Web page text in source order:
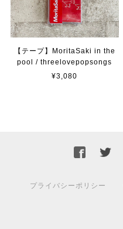
【テープ】MoritaSaki in the
pool / threelovepopsongs
¥3,080
プライバシーポリシー